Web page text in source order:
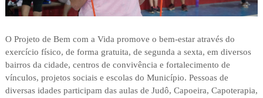
O Projeto de Bem com a Vida promove o bem-estar através do
exercício físico, de forma gratuita, de segunda a sexta, em diversos
bairros da cidade, centros de convivência e fortalecimento de
vínculos, projetos sociais e escolas do Município. Pessoas de
diversas idades participam das aulas de Judô, Capoeira, Capoterapia,